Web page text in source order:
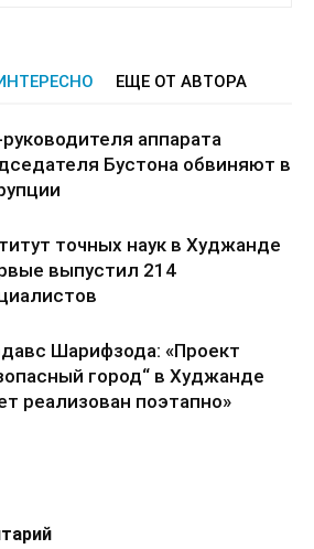
ЕЩЕ ОТ АВТОРА
аппарата
Бустона обвиняют в
точных наук в Худжанде
выпустил 214
Шарифзода: «Проект
город“ в Худжанде
реализован поэтапно»